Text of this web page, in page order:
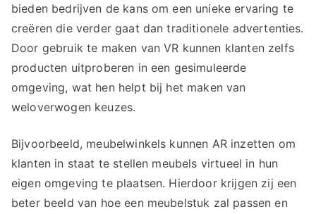
bieden bedrijven de kans om een unieke ervaring te
creëren die verder gaat dan traditionele advertenties.
Door gebruik te maken van VR kunnen klanten zelfs
producten uitproberen in een gesimuleerde
omgeving, wat hen helpt bij het maken van
weloverwogen keuzes.
Bijvoorbeeld, meubelwinkels kunnen AR inzetten om
klanten in staat te stellen meubels virtueel in hun
eigen omgeving te plaatsen. Hierdoor krijgen zij een
beter beeld van hoe een meubelstuk zal passen en